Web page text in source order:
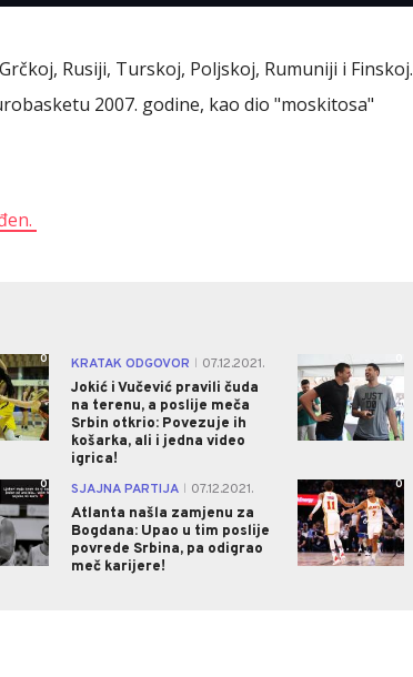
Rusiji, Turskoj, Poljskoj, Rumuniji i Finskoj.
2007. godine, kao dio "moskitosa"
0 KRATAK ODGOVOR
07.12.2021.
Jokić i Vučević pravili čuda
na terenu, a poslije meča
Srbin otkrio: Povezuje ih
košarka, ali i jedna video
igrica!
0 SJAJNA PARTIJA
07.12.2021.
Atlanta našla zamjenu za
Bogdana: Upao u tim poslije
povrede Srbina, pa odigrao
meč karijere!
0